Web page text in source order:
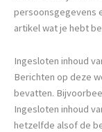
persoonsgegevens
artikel wat je hebt
Ingesloten inhoud
Berichten op deze
bevatten.
Ingesloten inhoud
hetzelfde alsof de